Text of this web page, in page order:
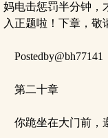
妈电击惩罚半分钟，
入正题啦！下章，敬
Postedby@bh77141
第二十章
你跪坐在大门前，